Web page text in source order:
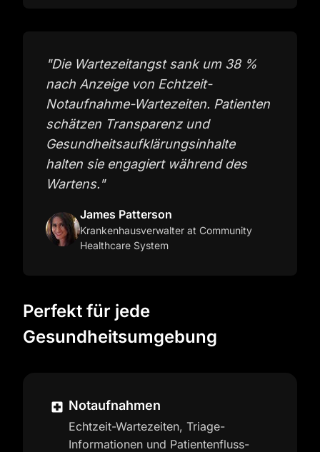
"Die Wartezeitangst sank um 38 %
nach Anzeige von Echtzeit-
Notaufnahme-Wartezeiten. Patienten
schätzen Transparenz und
Gesundheitsaufklärungsinhalte
halten sie engagiert während des
Wartens."
James Patterson
Krankenhausverwalter at Community
Healthcare System
Perfekt für jede
Gesundheitsumgebung
Notaufnahmen
Echtzeit-Wartezeiten, Triage-
Informationen und Patientenfluss-